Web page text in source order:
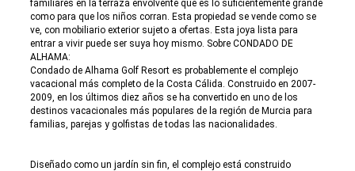
familiares en la terraza envolvente que es lo suficientemente grande
como para que los niños corran. Esta propiedad se vende como se
ve, con mobiliario exterior sujeto a ofertas. Esta joya lista para
entrar a vivir puede ser suya hoy mismo. Sobre CONDADO DE
ALHAMA:
Condado de Alhama Golf Resort es probablemente el complejo
vacacional más completo de la Costa Cálida. Construido en 2007-
2009, en los últimos diez años se ha convertido en uno de los
destinos vacacionales más populares de la región de Murcia para
familias, parejas y golfistas de todas las nacionalidades.
Diseñado como un jardín sin fin, el complejo está construido